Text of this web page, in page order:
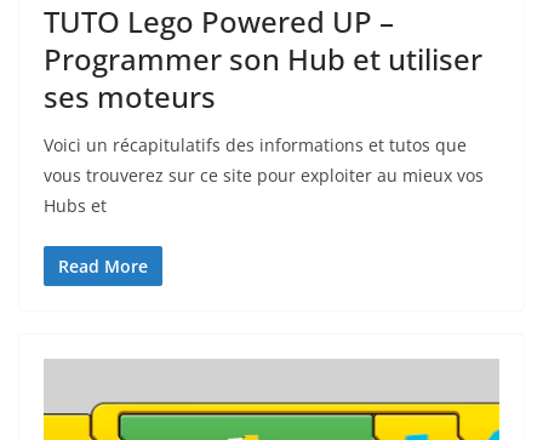
TUTO Lego Powered UP –
Programmer son Hub et utiliser
ses moteurs
Voici un récapitulatifs des informations et tutos que
vous trouverez sur ce site pour exploiter au mieux vos
Hubs et
Read More